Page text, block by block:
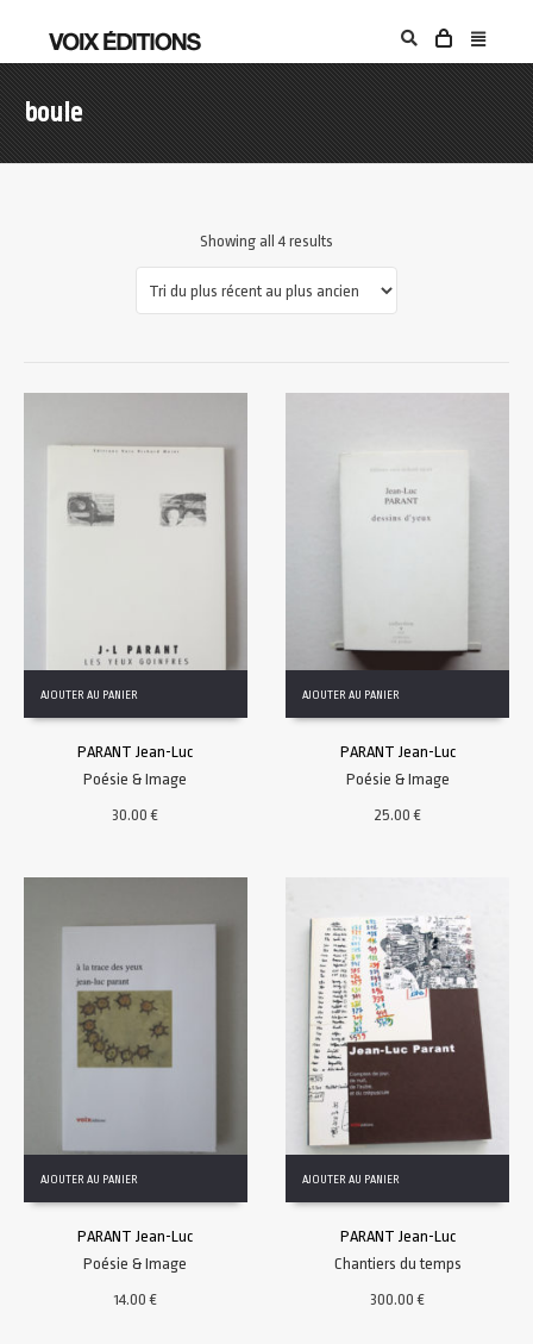
boule
Showing all 4 results
AJOUTER AU PANIER
PARANT Jean-Luc
Poésie & Image
30.00€
AJOUTER AU PANIER
PARANT Jean-Luc
Poésie & Image
25.00€
AJOUTER AU PANIER
PARANT Jean-Luc
Poésie & Image
14.00€
AJOUTER AU PANIER
PARANT Jean-Luc
Chantiers du temps
300.00€